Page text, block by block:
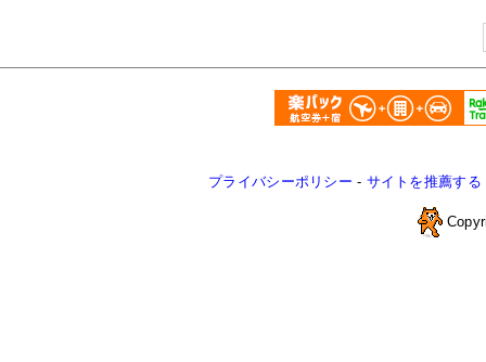
プライバシーポリシー - サイトを推薦する